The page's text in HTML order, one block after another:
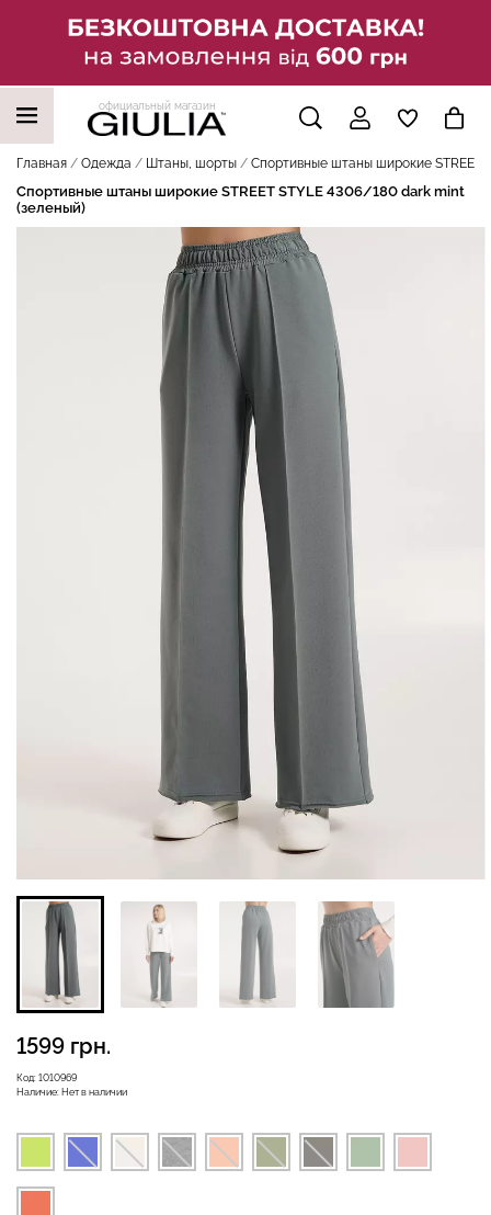
официальный магазин
Главная Одежда Штаны, шорты Спортивные штаны широкие STREET
Спортивные штаны широкие STREET STYLE 4306/180 dark mint
(зеленый)
Код: 1010969
Наличие: Нет в наличии
1599 грн.
НАШИ ТРЕНДОВЫЕ ТОВАРЫ
Бесшовные леггинсы из
микрофибры LEGGINGS
02 (черный) Giulia
Велосипедки с высокой
талией TRACKS 01
(черный) Giulia
384 грн.
549 грн.
Бесшовные леггинсы
482 грн.689 грн.
black (черный) Giulia
258 грн.369 грн.